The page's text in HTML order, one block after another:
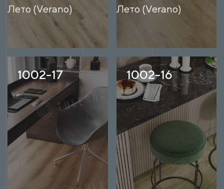
Лето (Verano) Лето (Verano)
1002-17 1002-16